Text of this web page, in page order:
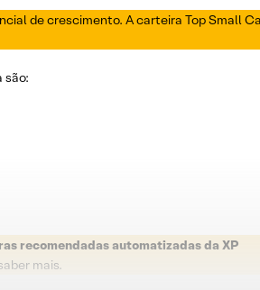
de crescimento. A carteira Top Small
são:
recomendadas automatizadas da XP
mais.